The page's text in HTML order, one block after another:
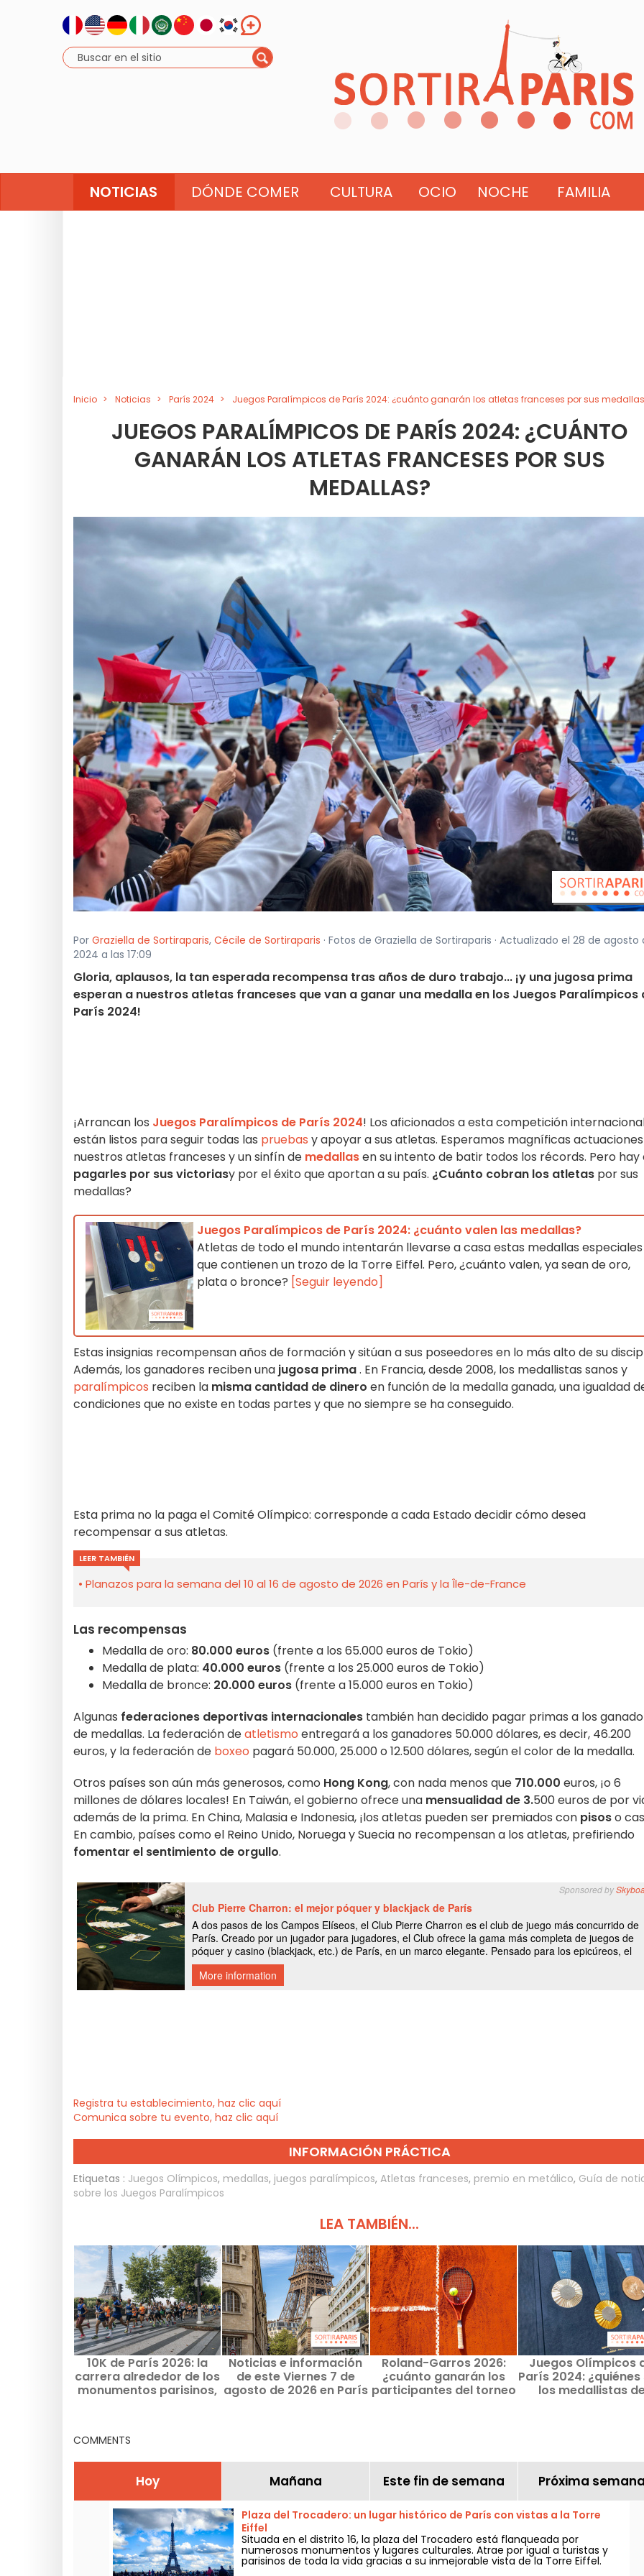
NOTICIAS DÓNDE COMER CULTURA OCIO NOCHE FAMILIA
Inicio Noticias París 2024 Juegos Paralímpicos de París 2024: ¿cuánto ganarán los atletas franceses por sus
JUEGOS PARALÍMPICOS DE PARÍS 2024: ¿CUÁNTO
GANARÁN LOS ATLETAS FRANCESES POR SUS
MEDALLAS?
Por Graziella de Sortiraparis, Cécile de Sortiraparis · Fotos de Graziella de Sortiraparis · Actualizado el 28 de agosto
2024 a las 17:09
Gloria, aplausos, la tan esperada recompensa tras años de duro trabajo... ¡y una jugosa prima
esperan a nuestros atletas franceses que van a ganar una medalla en los Juegos Paralímpicos
París 2024!
¡Arrancan los Juegos Paralímpicos de París 2024! Los aficionados a esta competición
están listos para seguir todas las pruebas y apoyar a sus atletas. Esperamos magníficas
nuestros atletas franceses y un sinfín de medallasen su intento de batir todos los récords. Pero hay
pagarles por sus victoriasy por el éxito que aportan a su país. ¿Cuánto cobran los atletas por sus
medallas?
Juegos Paralímpicos de París 2024: ¿cuánto valen las medallas?
Atletas de todo el mundo intentarán llevarse a casa estas medallas especiales
que contienen un trozo de la Torre Eiffel. Pero, ¿cuánto valen, ya sean de oro,
plata o bronce? [Seguir leyendo]
Estas insignias recompensan años de formación y sitúan a sus poseedores en lo más alto de su
Además, los ganadores reciben una jugosa prima. En Francia, desde 2008, los medallistas sanos y
paralímpicos reciben la misma cantidad de dinero en función de la medalla ganada, una igualdad
condiciones que no existe en todas partes y que no siempre se ha conseguido.
Esta prima no la paga el Comité Olímpico: corresponde a cada Estado decidir cómo desea
recompensar a sus atletas.
LEER TAMBIÉN
Planazos para la semana del 10 al 16 de agosto de 2026 en París y la Île-de-France
Las recompensas
Medalla de oro: 80.000 euros (frente a los 65.000 euros de Tokio)
Medalla de plata: 40.000 euros (frente a los 25.000 euros de Tokio)
Medalla de bronce: 20.000 euros (frente a 15.000 euros en Tokio)
Algunas federaciones deportivas internacionales también han decidido pagar primas a los
de medallas. La federación deatletismo entregará a los ganadores 50.000 dólares, es decir, 46.200
euros, y la federación de boxeo pagará 50.000, 25.000 o 12.500 dólares, según el color de la medalla.
Otros países son aún más generosos, como Hong Kong, con nada menos que 710.000 euros, ¡o 6
millones de dólares locales! En Taiwán, el gobierno ofrece una mensualidad de 3.500 euros de por
además de la prima. En China, Malasia e Indonesia, ¡los atletas pueden ser premiados con pisoso
En cambio, países como el Reino Unido, Noruega y Suecia no recompensan a los atletas, prefiriendo
fomentar el sentimiento de orgullo.
Registra tu establecimiento, haz clic aquí
Comunica sobre tu evento, haz clic aquí
INFORMACIÓN PRÁCTICA
Etiquetas : Juegos Olímpicos, medallas, juegos paralímpicos, Atletas franceses, premio en metálico, Guía de
sobre los Juegos Paralímpicos
LEA TAMBIÉN...
10K de París 2026: la
carrera alrededor de los
monumentos parisinos,
Noticias e información
de este Viernes 7 de
agosto de 2026 en París
Roland-Garros 2026:
¿cuánto ganarán los
participantes del torneo
Juegos Olímpicos
París 2024: ¿quiénes
los medallistas
COMMENTS
Hoy Mañana Este fin de semana Próxima
Plaza del Trocadero: un lugar histórico de París con vistas a la Torre
Eiffel
Situada en el distrito 16, la plaza del Trocadero está flanqueada por
numerosos monumentos y lugares culturales. Atrae por igual a turistas y
parisinos de toda la vida gracias a su inmejorable vista de la Torre Eiffel.